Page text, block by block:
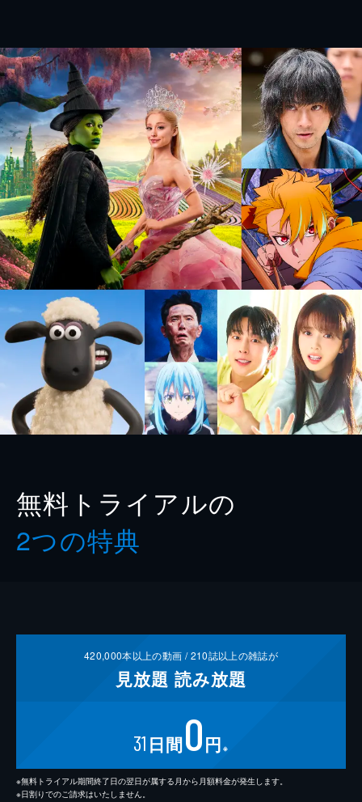
無料トライアルの
2つの特典
420,000本以上の動画 /210誌以上の雑誌が
見放題 読み放題
31 日間0円 ※
※無料トライアル期間終了日の翌日が属する月から月額料金が発生します。
※日割りでのご請求はいたしません。